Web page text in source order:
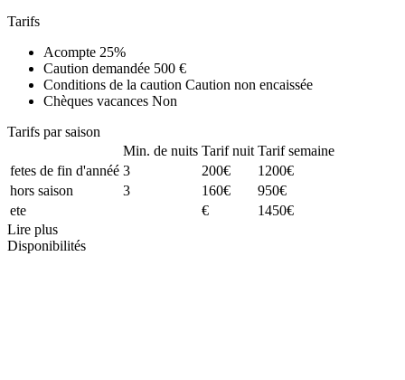
Tarifs
Acompte 25%
Caution demandée 500 €
Conditions de la caution Caution non encaissée
Chèques vacances Non
Tarifs par saison
Min. de nuits Tarif nuit Tarif semaine
fetes de fin d'annéé 3 200€
1200€
hors saison
3 160€
950€
ete
€
1450€
Lire plus
Disponibilités